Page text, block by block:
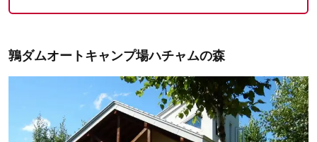
鶉ダムオートキャンプ場ハチャムの森